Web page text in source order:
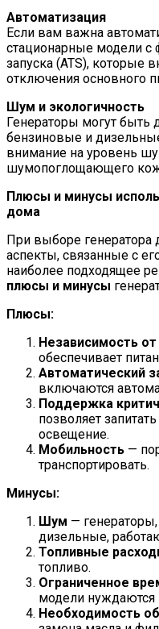
Автоматизация
Если вам важна
стационарные модели с
запуска (ATS), которые
отключения основного
Шум и экологичность
Генераторы могут
бензиновые и
внимание на уровень
шумопоглощающего
Плюсы и минусы
дома
При выборе
аспекты, связанные с
наиболее подходящее
плюсы и минусы
Плюсы:
Независимость
обеспечивает
Автоматический
включаются
Поддержка
позволяет
освещение.
Мобильность —
транспортировать.
Минусы:
Шум —
дизельные,
Топливные
топливо.
Ограниченное
модели нуждаются
Необходимость